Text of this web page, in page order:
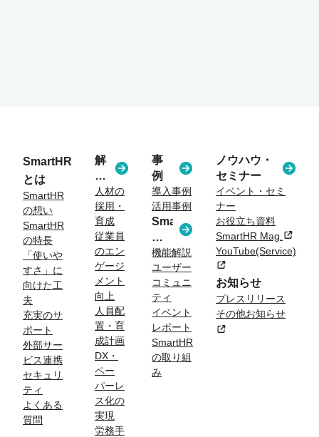
SmartHR
とは
SmartHR
の想い
SmartHR
の特長
「使いや
すさ」に
向けた工
夫
充実のサ
ポート
外部サー
ビス連携
セキュリ
ティ
よくある
質問
解
決
す
る
課
題
人材の
採用・
育成
従業員
のエン
ゲージ
メント
向上
人員配
置・育
成計画
DX・
ペー
パーレ
ス化の
実現
労務手
事
例
導入事例
活用事例
SmartHR
コ
ラ
ム
機能解説
ユーザー
コミュニ
ティ
イベント
レポート
SmartHR
の取り組
み
ノウハウ・
セミナー
イベント・セミ
ナー
お役立ち資料
SmartHR Mag. 新規タ
YouTube(Service)
新規タブまたはウィン
お知らせ
プレスリリース
その他お知らせ
新規タブまたはウィン